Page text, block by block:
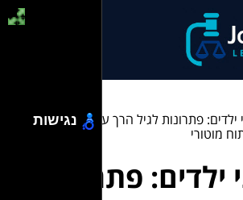
ילדים: פתרונות לגיל הרך עם מתקני
מוטורי
ילדים: פתרונות
נגישות